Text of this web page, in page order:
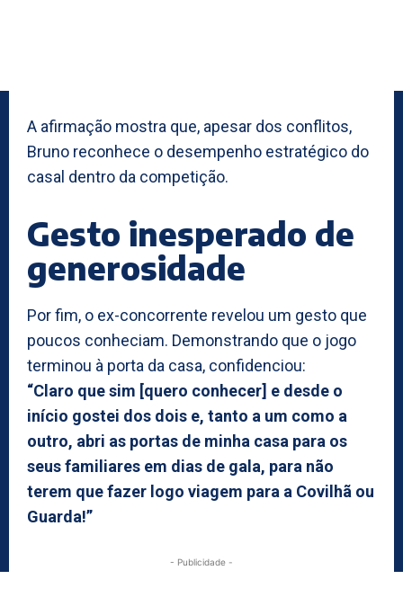
A afirmação mostra que, apesar dos conflitos,
Bruno reconhece o desempenho estratégico do
casal dentro da competição.
Gesto inesperado de
generosidade
Por fim, o ex-concorrente revelou um gesto que
poucos conheciam. Demonstrando que o jogo
terminou à porta da casa, confidenciou:
“Claro que sim [quero conhecer] e desde o
início gostei dos dois e, tanto a um como a
outro, abri as portas de minha casa para os
seus familiares em dias de gala, para não
terem que fazer logo viagem para a Covilhã ou
Guarda!”
- Publicidade -